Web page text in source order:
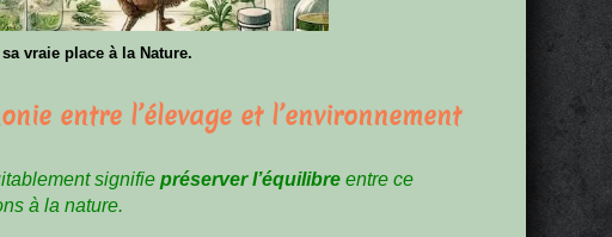
vraie place à la Nature.
entre l’élevage et l’environnement
signifie préserver l’équilibre entre ce
à la nature.